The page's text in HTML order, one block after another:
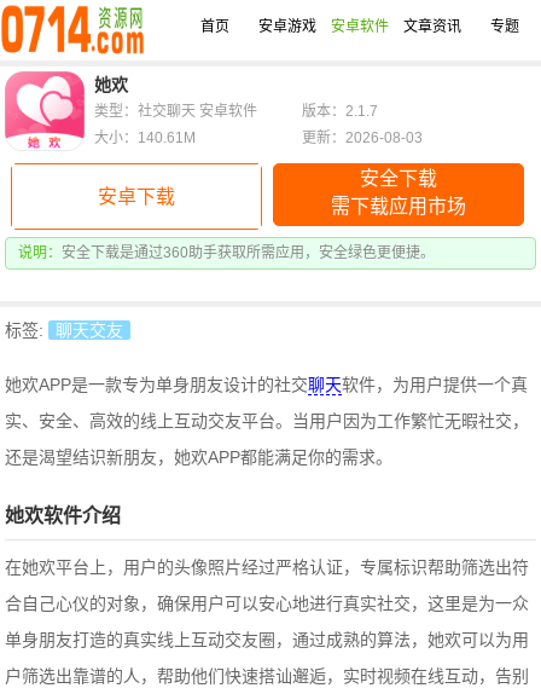
首页 安卓游戏 安卓软件 文章资讯 专题
她欢
安卓下载
安全下载
需下载应用市场
说明： 安全下载是通过360助手获取所需应用，安全绿色更便捷。
类型：社交聊天 安卓软件
版本：2.1.7
大小：140.61M
更新：2026-08-03
标签: 聊天交友
她欢APP是一款专为单身朋友设计的社交聊天软件，为用户提供一个真
实、安全、高效的线上互动交友平台。当用户因为工作繁忙无暇社交，
还是渴望结识新朋友，她欢APP都能满足你的需求。
她欢软件介绍
在她欢平台上，用户的头像照片经过严格认证，专属标识帮助筛选出符
合自己心仪的对象，确保用户可以安心地进行真实社交，这里是为一众
单身朋友打造的真实线上互动交友圈，通过成熟的算法，她欢可以为用
户筛选出靠谱的人，帮助他们快速搭讪邂逅，实时视频在线互动，告别